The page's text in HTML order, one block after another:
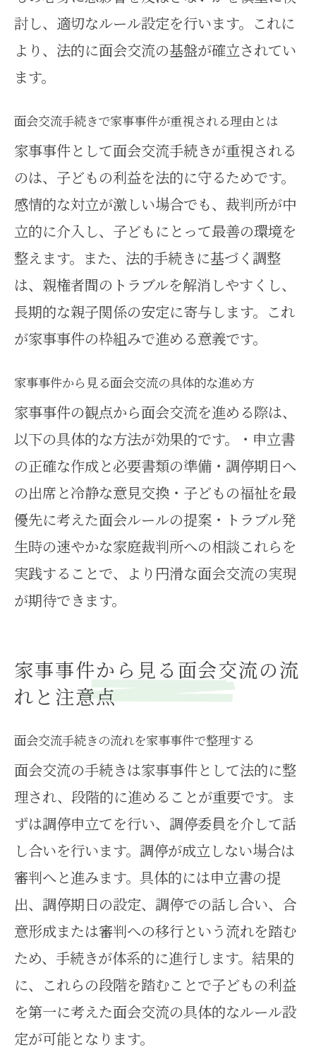
停のポイント
弁護士なしで面会交流調停を進め
スクと対策
面会交流調停を弁護士なしで進め
る際の心得
家事事件では弁護士なしでも手続
き可能か検証
弁護士なし面会交流調停の家事事
件的メリット
面会交流で避けたいNG行動と対処法
を解説
家事事件で面会交流のNG行動を知
って対策する
面会交流でやってはいけないこと
と家事事件の視点
家事事件における面会交流のトラ
ブル回避法
面会交流調停で避けるべきNG行動
を紹介
家事事件の観点から面会交流禁止
面会交流で起こりやすい失敗例と
家事事件の対処
策とは
家事事件で面会交流を子供が拒否
した時の対応
面会交流調停で子供が拒否する理
由と家事事件対策
家事事件で子供の気持ちに寄り添
う対応法
面会交流調停時の子供拒否への家
事事件的工夫
面会交流で子供が拒否した際の家
事事件の考え方
討し、適切なルール設定を行います。これに
より、法的に面会交流の基盤が確立されてい
ます。
面会交流手続きで家事事件が重視される理由とは
家事事件として面会交流手続きが重視される
のは、子どもの利益を法的に守るためです。
感情的な対立が激しい場合でも、裁判所が中
立的に介入し、子どもにとって最善の環境を
整えます。また、法的手続きに基づく調整
は、親権者間のトラブルを解消しやすくし、
長期的な親子関係の安定に寄与します。これ
が家事事件の枠組みで進める意義です。
家事事件から見る面会交流の具体的な進め方
家事事件の観点から面会交流を進める際は、
以下の具体的な方法が効果的です。・申立書
の正確な作成と必要書類の準備・調停期日へ
の出席と冷静な意見交換・子どもの福祉を最
優先に考えた面会ルールの提案・トラブル発
生時の速やかな家庭裁判所への相談これらを
実践することで、より円滑な面会交流の実現
が期待できます。
家事事件から見る面会交流の流
れと注意点
面会交流手続きの流れを家事事件で整理する
面会交流の手続きは家事事件として法的に整
理され、段階的に進めることが重要です。ま
ずは調停申立てを行い、調停委員を介して話
し合いを行います。調停が成立しない場合は
審判へと進みます。具体的には申立書の提
出、調停期日の設定、調停での話し合い、合
意形成または審判への移行という流れを踏む
ため、手続きが体系的に進行します。結果的
に、これらの段階を踏むことで子どもの利益
を第一に考えた面会交流の具体的なルール設
定が可能となります。